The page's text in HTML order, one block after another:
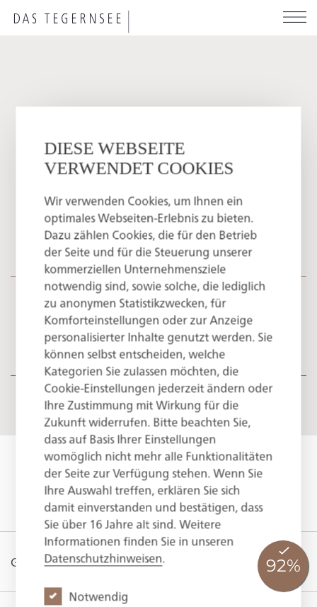
DIESE WEBSEITE
VERWENDET COOKIES
Wir verwenden Cookies, um Ihnen ein
optimales Webseiten-Erlebnis zu bieten.
Dazu zählen Cookies, die für den Betrieb
der Seite und für die Steuerung unserer
kommerziellen Unternehmensziele
notwendig sind, sowie solche, die lediglich
zu anonymen Statistikzwecken, für
Komforteinstellungen oder zur Anzeige
personalisierter Inhalte genutzt werden. Sie
können selbst entscheiden, welche
Kategorien Sie zulassen möchten, die
Cookie-Einstellungen jederzeit ändern oder
Ihre Zustimmung mit Wirkung für die
Zukunft widerrufen. Bitte beachten Sie,
dass auf Basis Ihrer Einstellungen
womöglich nicht mehr alle Funktionalitäten
der Seite zur Verfügung stehen. Wenn Sie
Ihre Auswahl treffen, erklären Sie sich
damit einverstanden und bestätigen, dass
Sie über 16 Jahre alt sind. Weitere
Informationen finden Sie in unseren
Datenschutzhinweisen.
Notwendig
SENGERSCHLOSS HAUS TEGERNSEE
ALPENCHALETS HERBERGE QUIRIN
HAUS WALLBERG
Apartment Suite Room
View of the lake View of the mountains
Reset the filter
SHOW THE FILTER RESULTS
Your favourites
You haven’t yet selected any favourites. Simply click
on the star symbol next to the room categories or
special offers. Your personalized selection will then
be displayed.
Discover our rooms, suites, &
apartments
Discover our special offers
GERMAN/ENGLISH